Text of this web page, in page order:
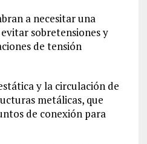
a necesitar una
sobretensiones y
de tensión
y la circulación de
metálicas, que
de conexión para